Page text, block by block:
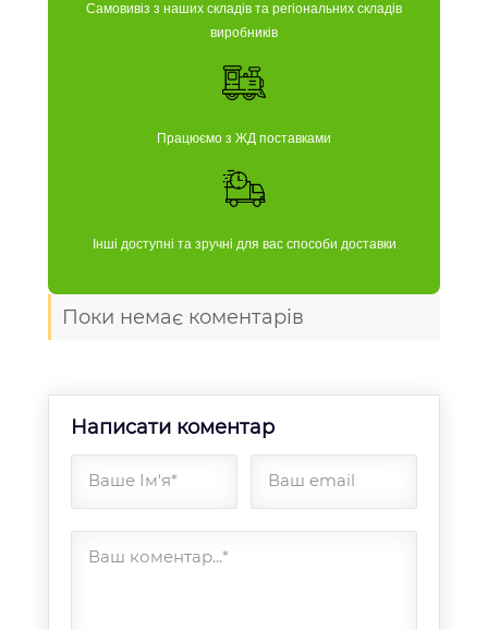
Самовивіз з наших складів та регіональних складів
виробників
Працюємо з ЖД поставками
Інші доступні та зручні для вас способи доставки
Поки немає коментарів
Написати коментар
Ваше Ім'я* Ваш email
Ваш коментар...*